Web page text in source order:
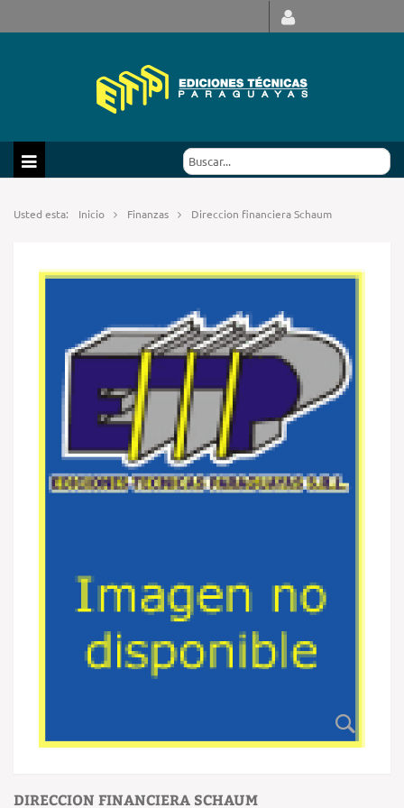
Usted esta: Inicio Finanzas Direccion financiera Schaum
DIRECCION FINANCIERA SCHAUM